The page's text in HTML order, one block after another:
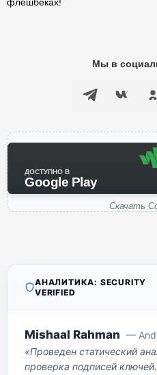
Мы в
ДОСТУПНО В
Google Play
Скачать
АНАЛИТИКА: SECURITY
VERIFIED
Mishaal Rahman —
«Проведен статический
проверка подписей